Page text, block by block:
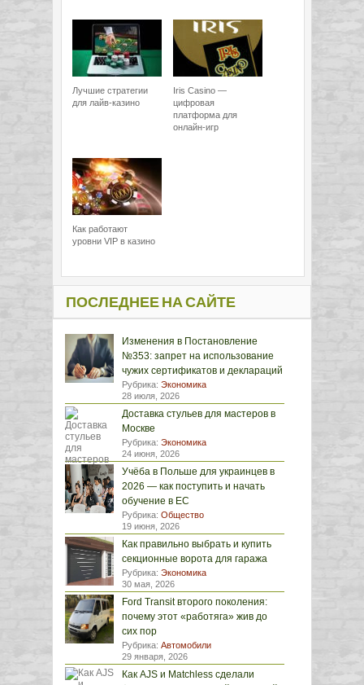
Лучшие стратегии
для лайв-казино
Iris Casino —
цифровая
платформа для
онлайн-игр
Как работают
уровни VIP в казино
ПОСЛЕДНЕЕ НА САЙТЕ
Изменения в Постановление
№353: запрет на использование
чужих сертификатов и деклараций
Рубрика: Экономика
28 июля, 2026
Доставка стульев для мастеров в
Москве
Рубрика: Экономика
24 июня, 2026
Учёба в Польше для украинцев в
2026 — как поступить и начать
обучение в ЕС
Рубрика: Общество
19 июня, 2026
Как правильно выбрать и купить
секционные ворота для гаража
Рубрика: Экономика
30 мая, 2026
Ford Transit второго поколения:
почему этот «работяга» жив до
сих пор
Рубрика: Автомобили
29 января, 2026
Как AJS и Matchless сделали